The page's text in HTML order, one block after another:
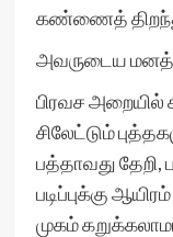
கண்ணைத்
அவருடைய
பிரவச அறையில்
சிலேட்டும்
பத்தாவது தேறி,
படிப்புக்கு
முகம்